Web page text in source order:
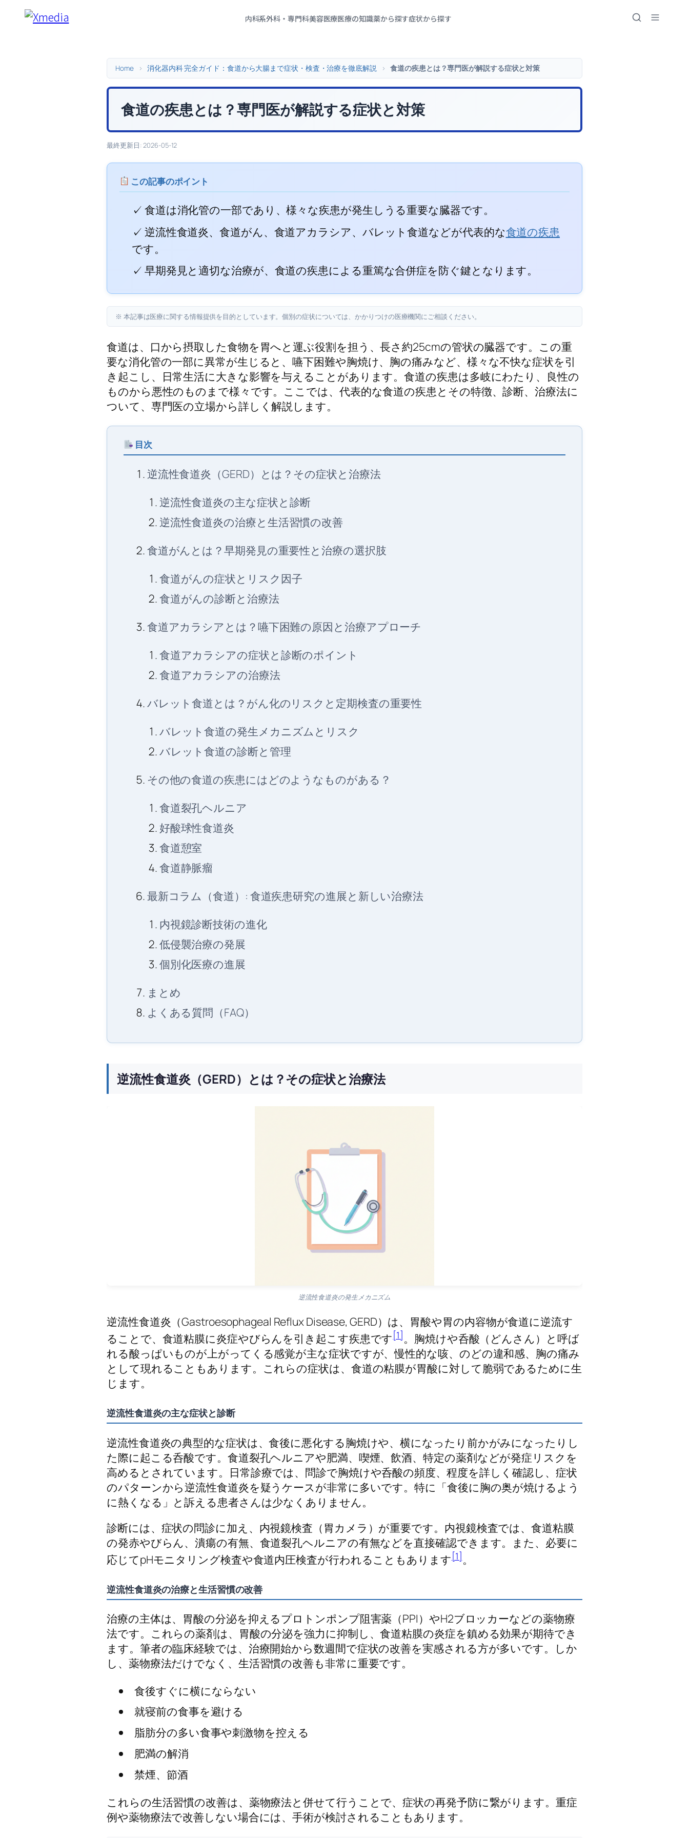
内科系外科・専門科美容医療医療の知識薬から探す症状から探す
Home > 消化器内科 完全ガイド：食道から大腸まで症状・検査・治療を徹底解説 > 食道の疾患とは？専門医が解説する症状と対策
食道の疾患とは？専門医が解説する症状と対策
最終更新日: 2026-05-12
この記事のポイント
✓ 食道は消化管の一部であり、様々な疾患が発生しうる重要な臓器です。
✓ 逆流性食道炎、食道がん、食道アカラシア、バレット食道などが代表的な食道の疾患
です。
✓ 早期発見と適切な治療が、食道の疾患による重篤な合併症を防ぐ鍵となります。
※ 本記事は医療に関する情報提供を目的としています。個別の症状については、かかりつけの医療機関にご相談ください。
食道は、口から摂取した食物を胃へと運ぶ役割を担う、長さ約25cmの管状の臓器です。この重
要な消化管の一部に異常が生じると、嚥下困難や胸焼け、胸の痛みなど、様々な不快な症状を引
き起こし、日常生活に大きな影響を与えることがあります。食道の疾患は多岐にわたり、良性の
ものから悪性のものまで様々です。ここでは、代表的な食道の疾患とその特徴、診断、治療法に
ついて、専門医の立場から詳しく解説します。
目次
逆流性食道炎（GERD）とは？その症状と治療法
逆流性食道炎の主な症状と診断
逆流性食道炎の治療と生活習慣の改善
食道がんとは？早期発見の重要性と治療の選択肢
食道がんの症状とリスク因子
食道がんの診断と治療法
食道アカラシアとは？嚥下困難の原因と治療アプローチ
食道アカラシアの症状と診断のポイント
食道アカラシアの治療法
バレット食道とは？がん化のリスクと定期検査の重要性
バレット食道の発生メカニズムとリスク
バレット食道の診断と管理
その他の食道の疾患にはどのようなものがある？
食道裂孔ヘルニア
好酸球性食道炎
食道憩室
食道静脈瘤
最新コラム（食道）: 食道疾患研究の進展と新しい治療法
内視鏡診断技術の進化
低侵襲治療の発展
個別化医療の進展
まとめ
よくある質問（FAQ）
逆流性食道炎（GERD）とは？その症状と治療法
逆流性食道炎の発生メカニズム
逆流性食道炎（Gastroesophageal Reflux Disease, GERD）は、胃酸や胃の内容物が食道に逆流す
ることで、食道粘膜に炎症やびらんを引き起こす疾患です[1]。胸焼けや呑酸（どんさん）と呼ば
れる酸っぱいものが上がってくる感覚が主な症状ですが、慢性的な咳、のどの違和感、胸の痛み
として現れることもあります。これらの症状は、食道の粘膜が胃酸に対して脆弱であるために生
じます。
逆流性食道炎の主な症状と診断
逆流性食道炎の典型的な症状は、食後に悪化する胸焼けや、横になったり前かがみになったりし
た際に起こる呑酸です。食道裂孔ヘルニアや肥満、喫煙、飲酒、特定の薬剤などが発症リスクを
高めるとされています。日常診療では、問診で胸焼けや呑酸の頻度、程度を詳しく確認し、症状
のパターンから逆流性食道炎を疑うケースが非常に多いです。特に「食後に胸の奥が焼けるよう
に熱くなる」と訴える患者さんは少なくありません。
診断には、症状の問診に加え、内視鏡検査（胃カメラ）が重要です。内視鏡検査では、食道粘膜
の発赤やびらん、潰瘍の有無、食道裂孔ヘルニアの有無などを直接確認できます。また、必要に
応じてpHモニタリング検査や食道内圧検査が行われることもあります[1]。
逆流性食道炎の治療と生活習慣の改善
治療の主体は、胃酸の分泌を抑えるプロトンポンプ阻害薬（PPI）やH2ブロッカーなどの薬物療
法です。これらの薬剤は、胃酸の分泌を強力に抑制し、食道粘膜の炎症を鎮める効果が期待でき
ます。筆者の臨床経験では、治療開始から数週間で症状の改善を実感される方が多いです。しか
し、薬物療法だけでなく、生活習慣の改善も非常に重要です。
食後すぐに横にならない
就寝前の食事を避ける
脂肪分の多い食事や刺激物を控える
肥満の解消
禁煙、節酒
これらの生活習慣の改善は、薬物療法と併せて行うことで、症状の再発予防に繋がります。重症
例や薬物療法で改善しない場合には、手術が検討されることもあります。